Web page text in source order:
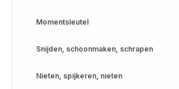
Momentsleutel
Snijden, schoonmaken, schrapen
Nieten, spijkeren, nieten